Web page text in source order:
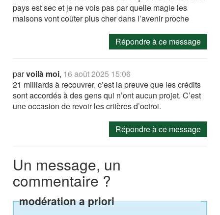
pays est sec et je ne vois pas par quelle magie les
maisons vont coûter plus cher dans l’avenir proche
Répondre à ce message
parvoilà moi, 16 août 2025 15:06
21 milliards à recouvrer, c’est la preuve que les crédits
sont accordés à des gens qui n’ont aucun projet. C’est
une occasion de revoir les critères d’octroi.
Répondre à ce message
Un message, un
commentaire ?
modération a priori